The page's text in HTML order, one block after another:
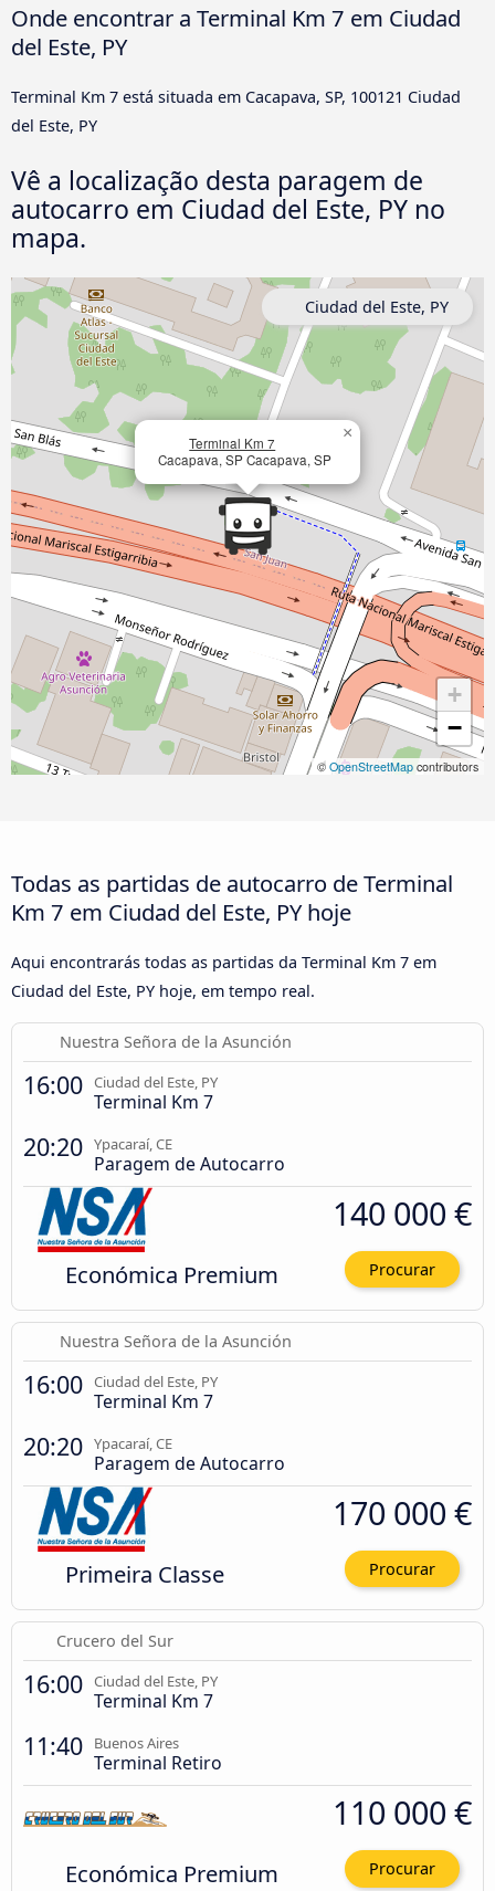
Onde encontrar a Terminal Km 7 em Ciudad
del Este, PY
Terminal Km 7 está situada em Cacapava, SP, 100121 Ciudad
del Este, PY
Vê a localização desta paragem de
autocarro em Ciudad del Este, PY no
mapa.
Terminal Km 7
Cacapava, SP Cacapava, SP
×
+
−
© OpenStreetMap contributors
Ciudad del Este, PY
Todas as partidas de autocarro de Terminal
Km 7 em Ciudad del Este, PY hoje
Aqui encontrarás todas as partidas da Terminal Km 7 em
Ciudad del Este, PY hoje, em tempo real.
Nuestra Señora de la Asunción
16:00 Ciudad del Este, PY
Terminal Km 7
20:20 Ypacaraí, CE
Paragem de Autocarro
Económica Premium
140 000 €
Procurar
Nuestra Señora de la Asunción
16:00 Ciudad del Este, PY
Terminal Km 7
20:20 Ypacaraí, CE
Paragem de Autocarro
Primeira Classe
170 000 €
Procurar
Crucero del Sur
16:00 Ciudad del Este, PY
Terminal Km 7
11:40 Buenos Aires
Terminal Retiro
Económica Premium
110 000 €
Procurar